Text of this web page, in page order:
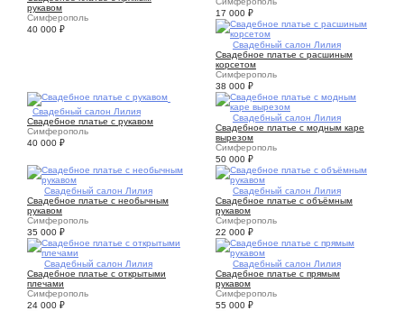
рукавом
Симферополь
40 000 ₽
17 000 ₽
Свадебный салон Лилия
Свадебное платье с расшиным
корсетом
Симферополь
38 000 ₽
Свадебный салон Лилия
Свадебное платье с рукавом
Симферополь
40 000 ₽
Свадебный салон Лилия
Свадебное платье с модным каре
вырезом
Симферополь
50 000 ₽
Свадебный салон Лилия
Свадебное платье с необычным
рукавом
Симферополь
35 000 ₽
Свадебный салон Лилия
Свадебное платье с объёмным
рукавом
Симферополь
22 000 ₽
Свадебный салон Лилия
Свадебное платье с открытыми
плечами
Симферополь
24 000 ₽
Свадебный салон Лилия
Свадебное платье с прямым
рукавом
Симферополь
55 000 ₽